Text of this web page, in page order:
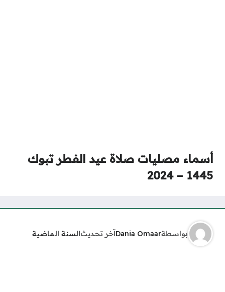
أسماء مصليات صلاة عيد الفطر تبوك
1445 – 2024
بواسطةDania Omaarآخر تحديثالسنة الماضية